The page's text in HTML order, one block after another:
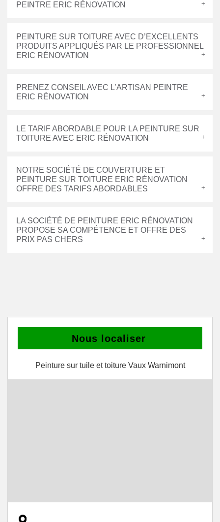
PEINTRE ERIC RÉNOVATION
PEINTURE SUR TOITURE AVEC D’EXCELLENTS
PRODUITS APPLIQUÉS PAR LE PROFESSIONNEL
ERIC RÉNOVATION
PRENEZ CONSEIL AVEC L’ARTISAN PEINTRE
ERIC RÉNOVATION
LE TARIF ABORDABLE POUR LA PEINTURE SUR
TOITURE AVEC ERIC RÉNOVATION
NOTRE SOCIÉTÉ DE COUVERTURE ET
PEINTURE SUR TOITURE ERIC RÉNOVATION
OFFRE DES TARIFS ABORDABLES
LA SOCIÉTÉ DE PEINTURE ERIC RÉNOVATION
PROPOSE SA COMPÉTENCE ET OFFRE DES
PRIX PAS CHERS
Nous localiser
Peinture sur tuile et toiture Vaux Warnimont